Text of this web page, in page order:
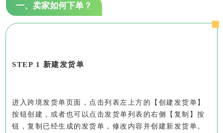
一、卖家如何下单？
STEP 1 新建发货单
进入跨境发货单页面，点击列表左上方的【创建发货单】
按钮创建，或者也可以点击发货单列表的右侧【复制】按
钮，复制已经生成的发货单，修改内容并创建新发货单。